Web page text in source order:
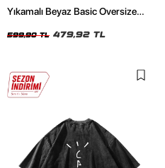
Yıkamalı Beyaz Basic Oversize
599,90 TL 479,92 TL